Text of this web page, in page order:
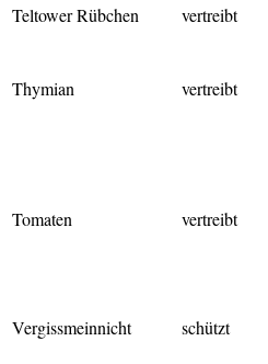
Teltower Rübchen
vertreibt
Thymian vertreibt
Tomaten vertreibt
Vergissmeinnicht schützt